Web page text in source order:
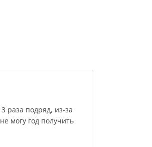
раза подряд, из-за
могу год получить